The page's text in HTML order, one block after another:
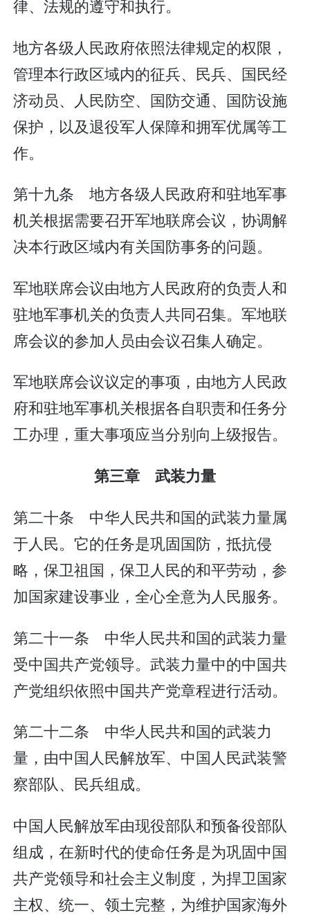
律、法规的遵守和执行。
地方各级人民政府依照法律规定的权限，
管理本行政区域内的征兵、民兵、国民经
济动员、人民防空、国防交通、国防设施
保护，以及退役军人保障和拥军优属等工
作。
第十九条 地方各级人民政府和驻地军事
机关根据需要召开军地联席会议，协调解
决本行政区域内有关国防事务的问题。
军地联席会议由地方人民政府的负责人和
驻地军事机关的负责人共同召集。军地联
席会议的参加人员由会议召集人确定。
军地联席会议议定的事项，由地方人民政
府和驻地军事机关根据各自职责和任务分
工办理，重大事项应当分别向上级报告。
第三章 武装力量
第二十条 中华人民共和国的武装力量属
于人民。它的任务是巩固国防，抵抗侵
略，保卫祖国，保卫人民的和平劳动，参
加国家建设事业，全心全意为人民服务。
第二十一条 中华人民共和国的武装力量
受中国共产党领导。武装力量中的中国共
产党组织依照中国共产党章程进行活动。
第二十二条 中华人民共和国的武装力
量，由中国人民解放军、中国人民武装警
察部队、民兵组成。
中国人民解放军由现役部队和预备役部队
组成，在新时代的使命任务是为巩固中国
共产党领导和社会主义制度，为捍卫国家
主权、统一、领土完整，为维护国家海外